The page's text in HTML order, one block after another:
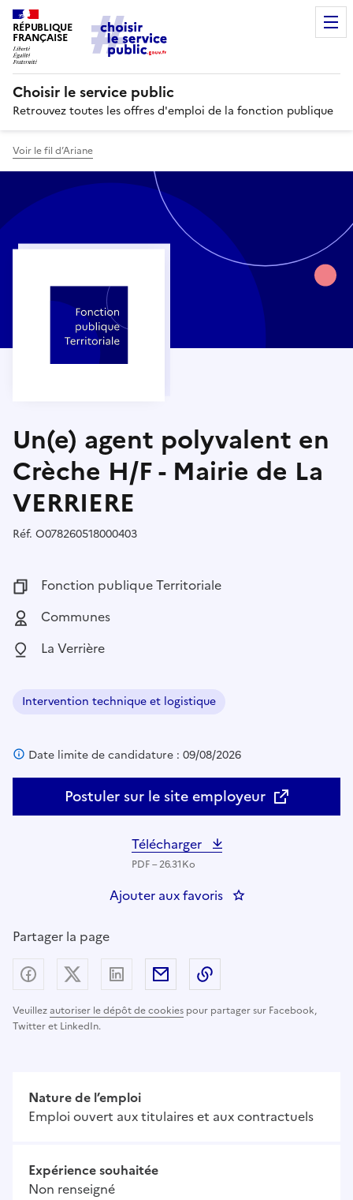
RÉPUBLIQUE
FRANÇAISE
Choisir le service public
Retrouvez toutes les offres d'emploi de la fonction publique
Voir le fil d’Ariane
Un(e) agent polyvalent en
Crèche H/F - Mairie de La
VERRIERE
Réf. Référence :
O078260518000403
Fonction publique :
Fonction publique Territoriale
Employeur :
Communes
Localisation :
La Verrière
Domaine :
Intervention technique et logistique
Postuler sur le site employeur
Date limite de candidature : 09/08/2026
Télécharger
PDF – 26.31Ko
Ajouter aux favoris : Un(e) agent
Partager la page
Veuillezautoriser le dépôt de cookies pour partager sur Facebook,
Twitter et LinkedIn.
Partager sur Facebook
Partager sur X (anciennement Twitter) -
Partager sur LinkedIn
Partager par email
Nature de l’emploi
Emploi ouvert aux titulaires et aux contractuels
Expérience souhaitée
Non renseigné